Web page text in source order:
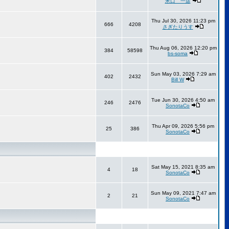
666 4208
Thu Jul 30, 2026 11:23 pm
さぎたりうす
384 58598
Thu Aug 06, 2026 12:20 pm
bs-soma
402 2432
Sun May 03, 2026 7:29 am
Bill W
246 2476
Tue Jun 30, 2026 4:50 am
SonotaCo
25 386
Thu Apr 09, 2026 5:56 pm
SonotaCo
4 18
Sat May 15, 2021 8:35 am
SonotaCo
2 21
Sun May 09, 2021 7:47 am
SonotaCo